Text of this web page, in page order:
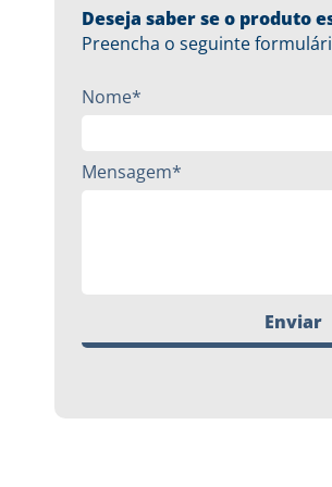
Deseja saber se o produto
Preencha o seguinte
Nome*
Mensagem*
Enviar